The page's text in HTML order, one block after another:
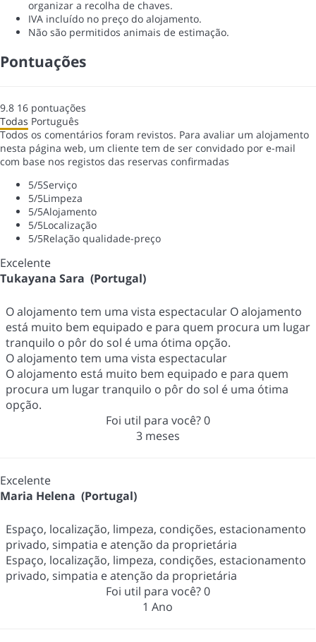
organizar a recolha de chaves.
IVA incluído no preço do alojamento.
Não são permitidos animais de estimação.
Pontuações
9.8 16 pontuações
Todas Português
Todos os comentários foram revistos. Para avaliar um alojamento
nesta página web, um cliente tem de ser convidado por e-mail
com base nos registos das reservas confirmadas
5/5Serviço
5/5Limpeza
5/5Alojamento
5/5Localização
5/5Relação qualidade-preço
Excelente
Tukayana Sara (Portugal)
O alojamento tem uma vista espectacular O alojamento
está muito bem equipado e para quem procura um lugar
tranquilo o pôr do sol é uma ótima opção.
O alojamento tem uma vista espectacular
O alojamento está muito bem equipado e para quem
procura um lugar tranquilo o pôr do sol é uma ótima
opção.
Foi util para você?0
3 meses
Excelente
Maria Helena (Portugal)
Espaço, localização, limpeza, condições, estacionamento
privado, simpatia e atenção da proprietária
Espaço, localização, limpeza, condições, estacionamento
privado, simpatia e atenção da proprietária
Foi util para você?0
1 Ano